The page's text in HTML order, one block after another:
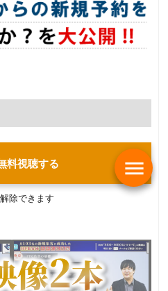
料視聴する
除できます
menu